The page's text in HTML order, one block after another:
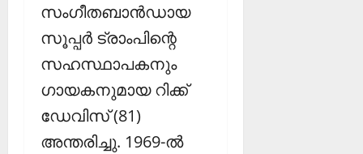
സംഗീതബാന്‍ഡായ
സൂപ്പര്‍ ട്രാംപിന്റെ
സഹസ്ഥാപകനും
ഗായകനുമായ റിക്ക്
ഡേവിസ് (81)
അന്തരിച്ചു. 1969-ല്‍